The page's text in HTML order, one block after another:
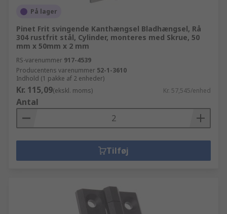
På lager
Pinet Frit svingende Kanthængsel Bladhængsel, Rå
304 rustfrit stål, Cylinder, monteres med Skrue, 50
mm x 50mm x 2 mm
RS-varenummer 917-4539
Producentens varenummer 52-1-3610
Indhold (1 pakke af 2 enheder)
Kr. 115,09(ekskl. moms) Kr. 57,545/enhed
Antal
Tilføj